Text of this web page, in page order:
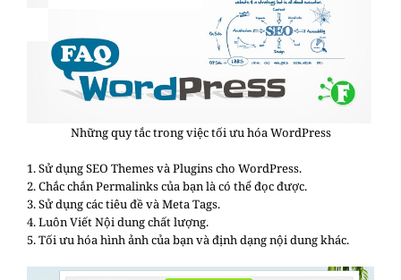
Những quy tắc trong việc tối ưu hóa WordPress
1. Sử dụng SEO Themes và Plugins cho WordPress.
2. Chắc chắn Permalinks của bạn là có thể đọc được.
3. Sử dụng các tiêu đề và Meta Tags.
4. Luôn Viết Nội dung chất lượng.
5. Tối ưu hóa hình ảnh của bạn và định dạng nội dung khác.